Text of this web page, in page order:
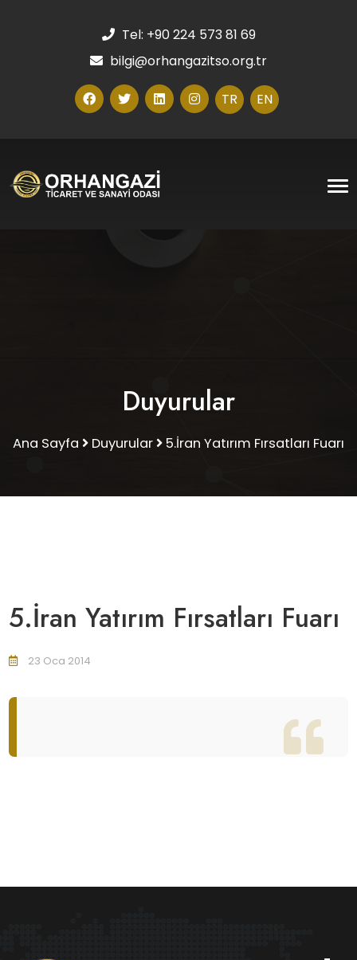
Tel: +90 224 573 81 69
bilgi@orhangazitso.org.tr
TR EN
Duyurular
Ana Sayfa Duyurular 5.İran Yatırım Fırsatları Fuarı
5.İran Yatırım Fırsatları Fuarı
23 Oca 2014